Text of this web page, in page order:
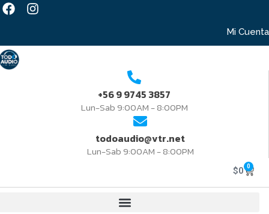
Mi Cuenta
+56 9 9745 3857
Lun-Sab 9:00AM - 8:00PM
todoaudio@vtr.net
Lun-Sab 9:00AM - 8:00PM
$0 0